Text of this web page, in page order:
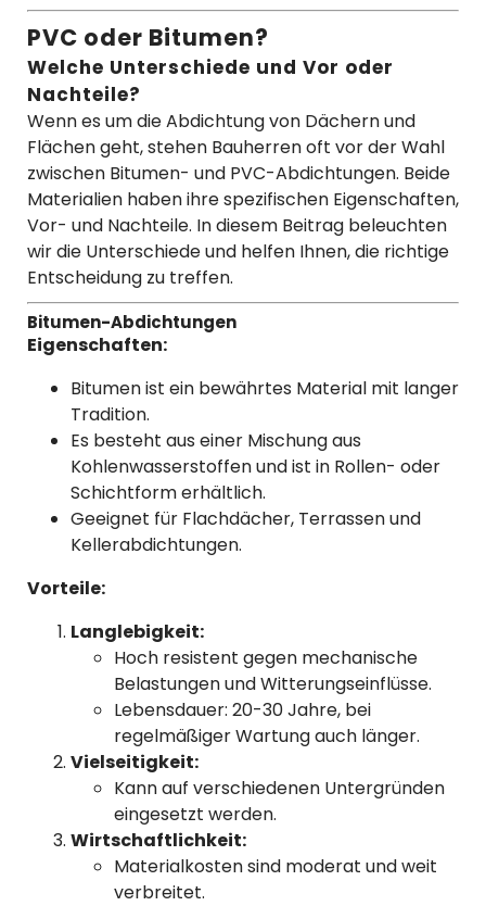
PVC oder Bitumen?
Welche Unterschiede und Vor oder
Nachteile?
Wenn es um die Abdichtung von Dächern und
Flächen geht, stehen Bauherren oft vor der Wahl
zwischen Bitumen- und PVC-Abdichtungen. Beide
Materialien haben ihre spezifischen Eigenschaften,
Vor- und Nachteile. In diesem Beitrag beleuchten
wir die Unterschiede und helfen Ihnen, die richtige
Entscheidung zu treffen.
Bitumen-Abdichtungen
Eigenschaften:
Bitumen ist ein bewährtes Material mit langer
Tradition.
Es besteht aus einer Mischung aus
Kohlenwasserstoffen und ist in Rollen- oder
Schichtform erhältlich.
Geeignet für Flachdächer, Terrassen und
Kellerabdichtungen.
Vorteile:
Langlebigkeit:
Hoch resistent gegen mechanische
Belastungen und Witterungseinflüsse.
Lebensdauer: 20-30 Jahre, bei
regelmäßiger Wartung auch länger.
Vielseitigkeit:
Kann auf verschiedenen Untergründen
eingesetzt werden.
Wirtschaftlichkeit:
Materialkosten sind moderat und weit
verbreitet.